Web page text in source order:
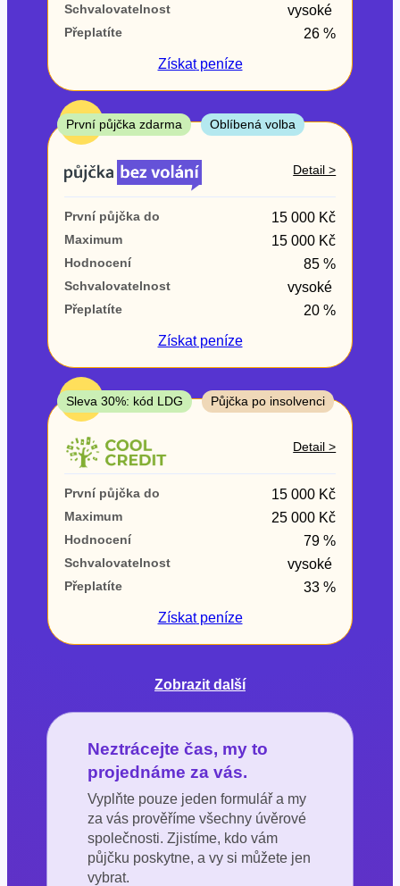
ne
Ve zkušebce
ano
ne
V exekuci
ne
Po insolvenci
ano
V hotovosti
ano
ne
Schvalovatelnost vysoké
Přeplatíte
26 %
Získatpeníze
TOP
První půjčka zdarma Oblíbená volba
Detail >
První půjčka do 15 000 Kč
Maximum 15 000 Kč
Hodnocení 85 %
Schvalovatelnost vysoké
Přeplatíte
20 %
Získatpeníze
TOP
Sleva 30%: kód LDG Půjčka po insolvenci
Detail >
První půjčka do 15 000 Kč
Maximum 25 000 Kč
Hodnocení 79 %
Schvalovatelnost vysoké
Přeplatíte
33 %
Získatpeníze
Zobrazit další
Neztrácejte čas, my to
projednáme za vás.
Vyplňte pouze jeden formulář a my
za vás prověříme všechny úvěrové
společnosti. Zjistíme, kdo vám
půjčku poskytne, a vy si můžete jen
vybrat.